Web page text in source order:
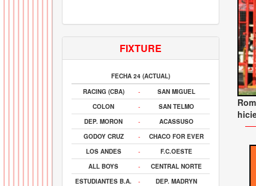
FIXTURE
FECHA 24 (ACTUAL)
RACING (CBA)
-
SAN MIGUEL
COLON
-
SAN TELMO
DEP. MORON
-
ACASSUSO
GODOY CRUZ
-
CHACO FOR EVER
LOS ANDES
-
F.C.OESTE
ALL BOYS
-
CENTRAL NORTE
ESTUDIANTES B.A.
-
DEP. MADRYN